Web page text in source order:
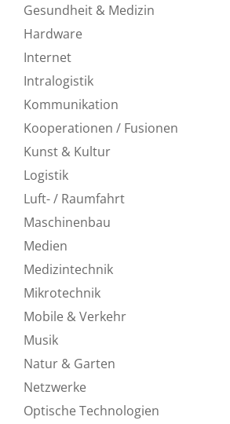
Gesundheit & Medizin
Hardware
Internet
Intralogistik
Kommunikation
Kooperationen / Fusionen
Kunst & Kultur
Logistik
Luft- / Raumfahrt
Maschinenbau
Medien
Medizintechnik
Mikrotechnik
Mobile & Verkehr
Musik
Natur & Garten
Netzwerke
Optische Technologien